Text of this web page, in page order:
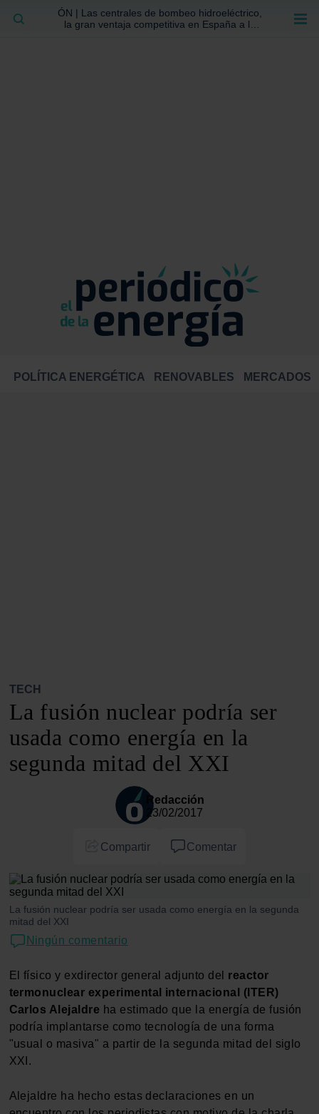
ÓN | Las centrales de bombeo hidroeléctrico,
la gran ventaja competitiva en España a la
POLÍTICA ENERGÉTICA RENOVABLES MERCADOS
BUSCAR
TECH
La fusión nuclear podría ser
usada como energía en la
segunda mitad del XXI
Redacción
23/02/2017
Compartir Comentar
La fusión nuclear podría ser usada como energía en la segunda
mitad del XXI
Ningún comentario
El físico y exdirector general adjunto del reactor
termonuclear experimental internacional (ITER)
Carlos Alejaldre ha estimado que la energía de fusión
podría implantarse como tecnología de una forma
"usual o masiva" a partir de la segunda mitad del siglo
XXI.
Alejaldre ha hecho estas declaraciones en un